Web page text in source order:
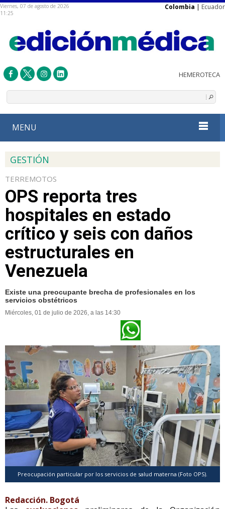
Viernes, 07 de agosto de 2026
11:25
Colombia | Ecuador
MENU
GESTIÓN
TERREMOTOS
OPS reporta tres
hospitales en estado
crítico y seis con daños
estructurales en
Venezuela
Existe una preocupante brecha de profesionales en los
servicios obstétricos
Miércoles, 01 de julio de 2026, a las 14:30
Preocupación particular por los servicios de salud materna (Foto OPS).
Redacción. Bogotá